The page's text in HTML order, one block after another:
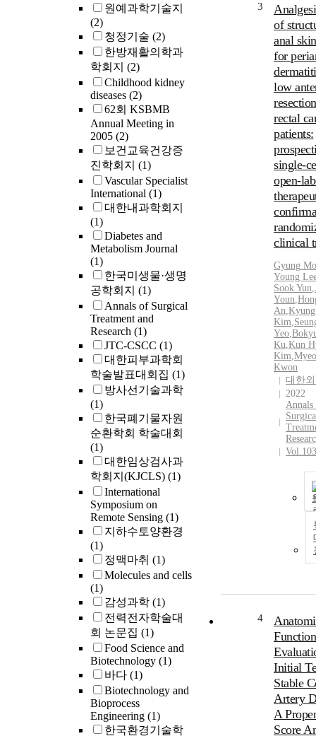
원예과학기술지
(2)
청정기술 (2)
한방재활의학과
학회지 (2)
Childhood kidney
diseases (2)
62회 KSBMB
Annual Meeting in
2005 (2)
보건교육건강증
진학회지 (1)
Vascular Specialist
International (1)
대한내과학회지
(1)
Diabetes and
Metabolism Journal
(1)
한국미생물·생명
공학회지 (1)
Annals of Surgical
Treatment and
Research (1)
JTC-CSCC (1)
대한피부과학회
학술발표대회집 (1)
방사선기술과학
(1)
한국폐기물자원
순환학회 학술대회
(1)
대한임상검사과
학회지(KJCLS) (1)
International
Symposium on
Remote Sensing (1)
지하수토양환경
(1)
정맥마취 (1)
Molecules and cells
(1)
감성과학 (1)
전력전자학술대
회 논문집 (1)
Food Science and
Biotechnology (1)
바다 (1)
Biotechnology and
Bioprocess
Engineering (1)
한국환경기술학
However,
secretory
rather
resistance
more
factor in
2 diabetes
ethnic
we
study to
the initial
glucose
in Korean
Korean
were
according
World
(normal
tolerance
n=128;
glucose
(IGT),
diabetes,
and
further
groups;
and
(BMI 25
(the ratio
to that of
glucose
used as
secretion.
insulin
the insulin
during
used as
total
secretion.
resistance
3
of
anal
for
low
rectal
patients:
single-
open-
clinical
Gyung
Young
Sook Yun,
Youn,
An,
Kim,
Yeo,
Ku,Kun
Kim,
Kwon
대한
2022
Annals
4
Initial
Stable
Artery
A
Score